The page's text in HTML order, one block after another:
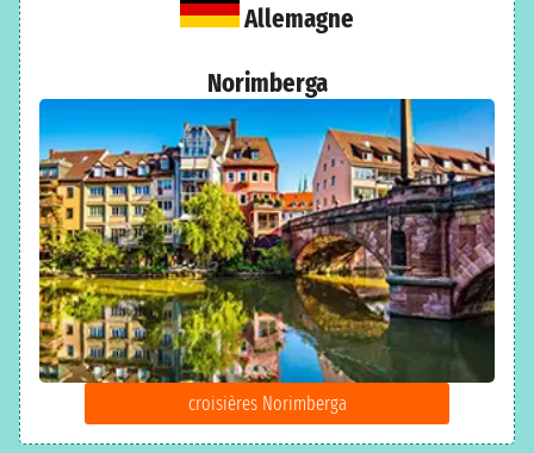
Allemagne
Norimberga
croisières Norimberga